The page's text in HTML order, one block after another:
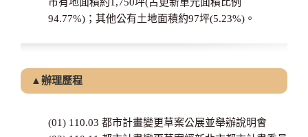
94.77%)；其他公有土地面積約97坪(5.23%)。
▲辦理歷程
(01) 110.03 都市計畫變更草案公展並舉辦說明會